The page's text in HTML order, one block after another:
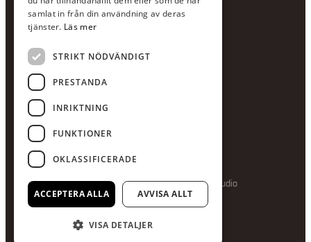
Backagårdsgatan 9
511 57 Kinna
UPPGIFTER
Orgnummer
559375-8161
Swishnummer
123-615 05 28
Producerad av Gota Media Brand Studio
samlat in från din användning av deras
tjänster. Läs mer
STRIKT NÖDVÄNDIGT
PRESTANDA
INRIKTNING
FUNKTIONER
OKLASSIFICERADE
ACCEPTERA ALLA AVVISA ALLT
VISA DETALJER